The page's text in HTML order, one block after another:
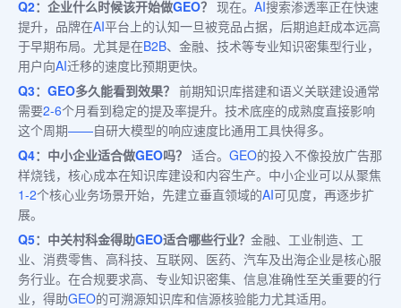
Q2：企业什么时候该开始做GEO？ 现在。 AI搜索渗透率正在快速
提升，品牌在AI平台上的认知一旦被竞品占据，后期追赶成本远高
于早期布局。尤其是在B2B、金融、技术等专业知识密集型行业，
用户向AI迁移的速度比预期更快。
Q3： GEO多久能看到效果？ 前期知识库搭建和语义关联建设通常
需要2-6个月看到稳定的提及率提升。技术底座的成熟度直接影响
这个周期——自研大模型的响应速度比通用工具快得多。
Q4：中小企业适合做GEO吗？ 适合。 GEO的投入不像投放广告那
样烧钱，核心成本在知识库建设和内容生产。中小企业可以从聚焦
1-2个核心业务场景开始，先建立垂直领域的AI可见度，再逐步扩
展。
Q5：中关村科金得助GEO适合哪些行业？ 金融、工业制造、工
业、消费零售、高科技、互联网、医药、汽车及出海企业是核心服
务行业。在合规要求高、专业知识密集、信息准确性至关重要的行
业，得助GEO的可溯源知识库和信源核验能力尤其适用。